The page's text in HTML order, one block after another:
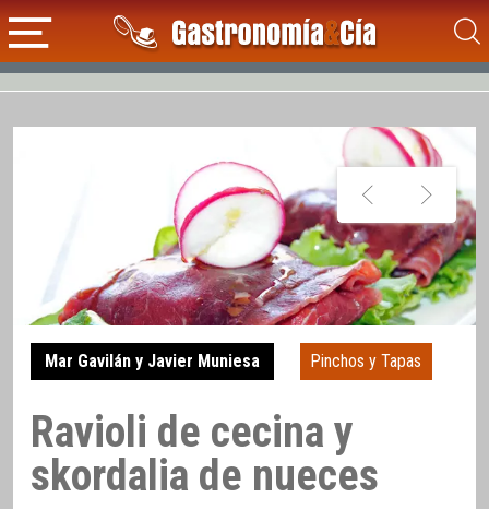
Mar Gavilán y Javier Muniesa Pinchos y Tapas
Ravioli de cecina y
skordalia de nueces